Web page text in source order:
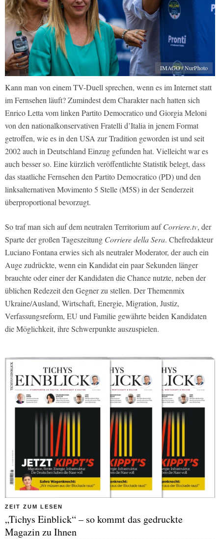
IMAGO / NurPhoto
Kann man von einem TV-Duell sprechen, wenn es im Internet statt
im Fernsehen läuft? Zumindest dem Charakter nach hatten sich
Enrico Letta vom linken Partito Democratico und Giorgia Meloni
von den nationalkonservativen Fratelli d’Italia in jenem Format
getroffen, wie es in den USA zur Tradition geworden ist und seit
2002 auch in Deutschland Einzug gefunden hat. Vielleicht war es
auch besser so. Eine kürzlich veröffentlichte Statistik belegt, dass
das staatliche Fernsehen den Partito Democratico (PD) und den
linksalternativen Movimento 5 Stelle (M5S) in der Senderzeit
überproportional bevorzugt.
So traf man sich auf dem neutralen Territorium aufCorriere.tv, der
Sparte der großen Tageszeitung Corriere della Sera. Chefredakteur
Luciano Fontana erwies sich als neutraler Moderator, der auch ein
Auge zudrückte, wenn ein Kandidat ein paar Sekunden länger
brauchte oder einer der Kandidaten die Chance nutzte, neben der
üblichen Redezeit den Gegner zu stellen. Der Themenmix
Ukraine/Ausland, Wirtschaft, Energie, Migration, Justiz,
Verfassungsreform, EU und Familie gewährte beiden Kandidaten
die Möglichkeit, ihre Schwerpunkte auszuspielen.
ZEIT ZUM LESEN
„Tichys Einblick“ – so kommt das gedruckte
Magazin zu Ihnen